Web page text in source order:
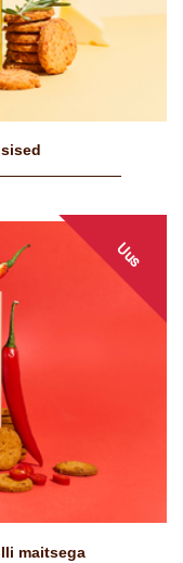
Uus
maitsega